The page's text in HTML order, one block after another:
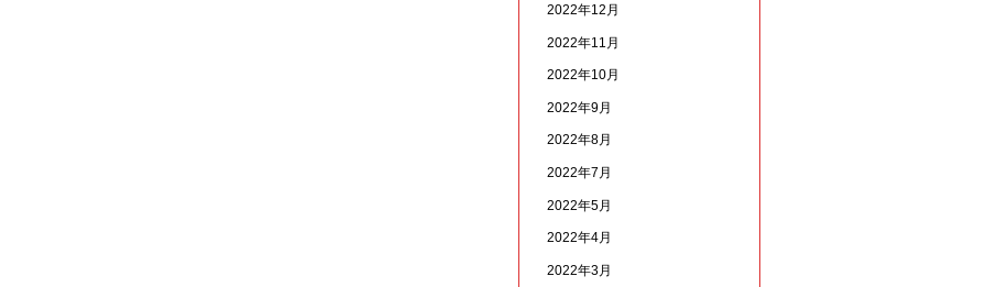
2022年12月
2022年11月
2022年10月
2022年9月
2022年8月
2022年7月
2022年5月
2022年4月
2022年3月